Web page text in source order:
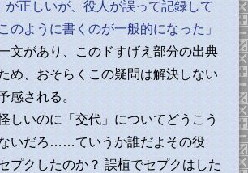
が正しいが、役人が誤って記録して
のように書くのが一般的になった」
文があり、このドすげえ部分の出典
め、おそらくこの疑問は解決しない
感される。
しいのに「交代」についてどうこう
いだろ……ていうか誰だよその役
クしたのか？ 誤植でセプクはした